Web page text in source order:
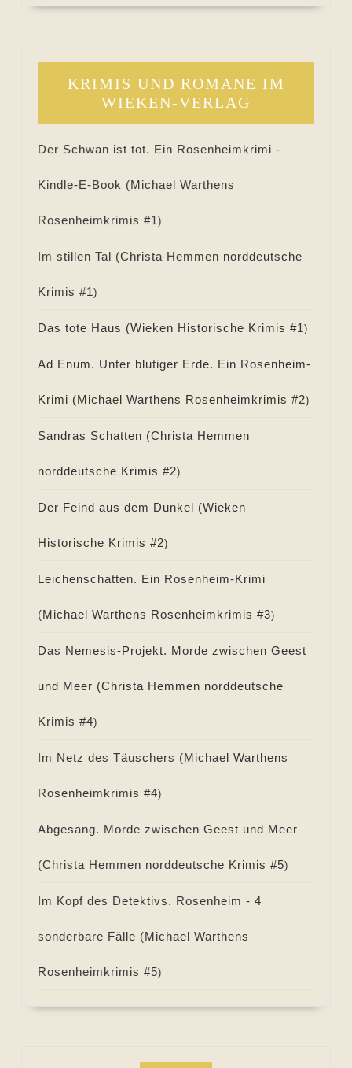
KRIMIS UND ROMANE IM
WIEKEN-VERLAG
Der Schwan ist tot. Ein Rosenheimkrimi -
Kindle-E-Book (Michael Warthens
Rosenheimkrimis #1)
Im stillen Tal (Christa Hemmen norddeutsche
Krimis #1)
Das tote Haus (Wieken Historische Krimis #1)
Ad Enum. Unter blutiger Erde. Ein Rosenheim-
Krimi (Michael Warthens Rosenheimkrimis #2)
Sandras Schatten (Christa Hemmen
norddeutsche Krimis #2)
Der Feind aus dem Dunkel (Wieken
Historische Krimis #2)
Leichenschatten. Ein Rosenheim-Krimi
(Michael Warthens Rosenheimkrimis #3)
Das Nemesis-Projekt. Morde zwischen Geest
und Meer (Christa Hemmen norddeutsche
Krimis #4)
Im Netz des Täuschers (Michael Warthens
Rosenheimkrimis #4)
Abgesang. Morde zwischen Geest und Meer
(Christa Hemmen norddeutsche Krimis #5)
Im Kopf des Detektivs. Rosenheim - 4
sonderbare Fälle (Michael Warthens
Rosenheimkrimis #5)